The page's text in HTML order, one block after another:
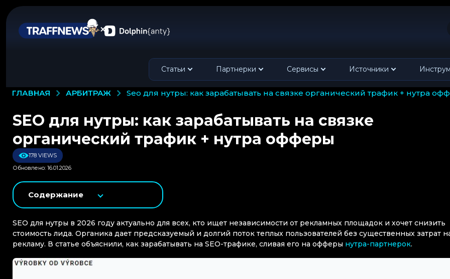
Статьи Партнерки Сервисы Источники
ГЛАВНАЯ АРБИТРАЖ seo для нутры: как зарабатывать на связке органический трафик + нутра
SEO для нутры: как зарабатывать на связке
органический трафик + нутра офферы
178 VIEWS
Обновлено: 16.01.2026
Содержание
SEO для нутры в 2026 году актуально для всех, кто ищет независимости от рекламных площадок и хочет снизить
стоимость лида. Органика дает предсказуемый и долгий поток теплых пользователей без существенных затрат
рекламу. В статье объяснили, как зарабатывать на SEO-трафике, сливая его на офферы нутра-партнерок.